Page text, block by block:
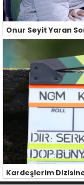
Onur Seyit Yaran
Kardeşlerim